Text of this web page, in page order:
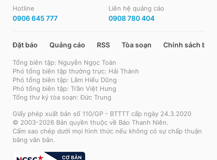
Hotline
0906 645 777
Liên hệ quảng cáo
0908 780 404
Đặt báo Quảng cáo RSS Tòa soạn Chính sách bảo
Tổng biên tập: Nguyễn Ngọc Toàn
Phó tổng biên tập thường trực: Hải Thành
Phó tổng biên tập: Lâm Hiếu Dũng
Phó tổng biên tập: Trần Việt Hưng
Tổng thư ký tòa soạn: Đức Trung
Giấy phép xuất bản số 110/GP - BTTTT cấp ngày 24.3.2020
© 2003-2026 Bản quyền thuộc về Báo Thanh Niên.
Cấm sao chép dưới mọi hình thức nếu không có sự chấp thuận
bằng văn bản.